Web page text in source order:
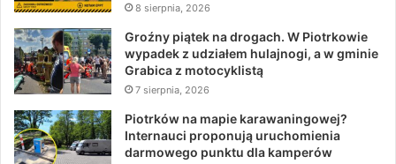
8 sierpnia, 2026
Groźny piątek na drogach. W Piotrkowie
wypadek z udziałem hulajnogi, a w gminie
Grabica z motocyklistą
7 sierpnia, 2026
Piotrków na mapie karawaningowej?
Internauci proponują uruchomienia
darmowego punktu dla kamperów